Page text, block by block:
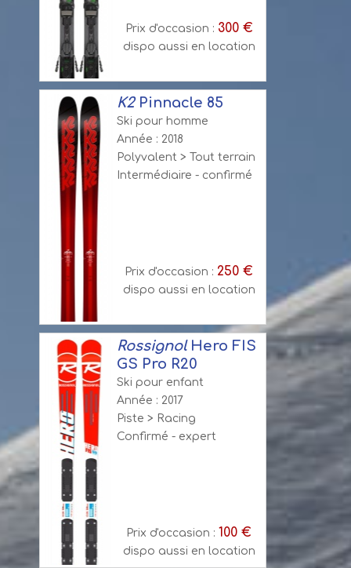
Prix d'occasion : 300 €
dispo aussi en location
K2Pinnacle 85
Ski pour homme
Année : 2018
Polyvalent > Tout terrain
Intermédiaire - confirmé
Prix d'occasion : 250 €
dispo aussi en location
RossignolHero FIS
GS Pro R20
Ski pour enfant
Année : 2017
Piste > Racing
Confirmé - expert
Prix d'occasion : 100 €
dispo aussi en location